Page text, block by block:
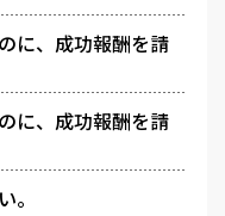
に、成功報酬を請
に、成功報酬を請
。